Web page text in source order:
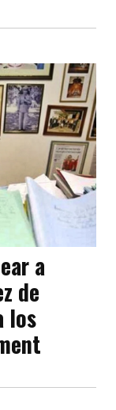
a
de
los